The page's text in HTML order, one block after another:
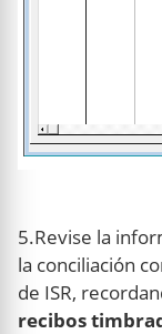
5.Revise la
la conciliación
de ISR,
recibos